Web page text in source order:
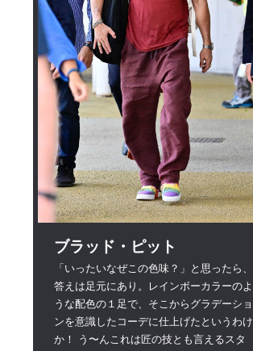
ブラッド・ピット
「いったいなぜこの色味？」と思ったら、
答えは足元にあり。レインボーカラーのよ
うな配色の１足で、そこからグラデーショ
ンを意識したコーデに仕上げたというわけ
か！ う〜んこれは匠の技とも言えるスタ